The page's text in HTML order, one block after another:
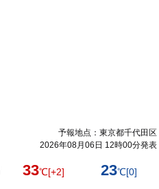
予報地点：東京都千代田区
2026年08月06日 12時00分発表
33℃[+2] 23℃[0]